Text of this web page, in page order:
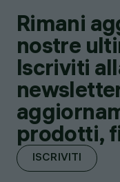
Rimani
nostre
Iscriviti
prodotti,
ISCRIVITI